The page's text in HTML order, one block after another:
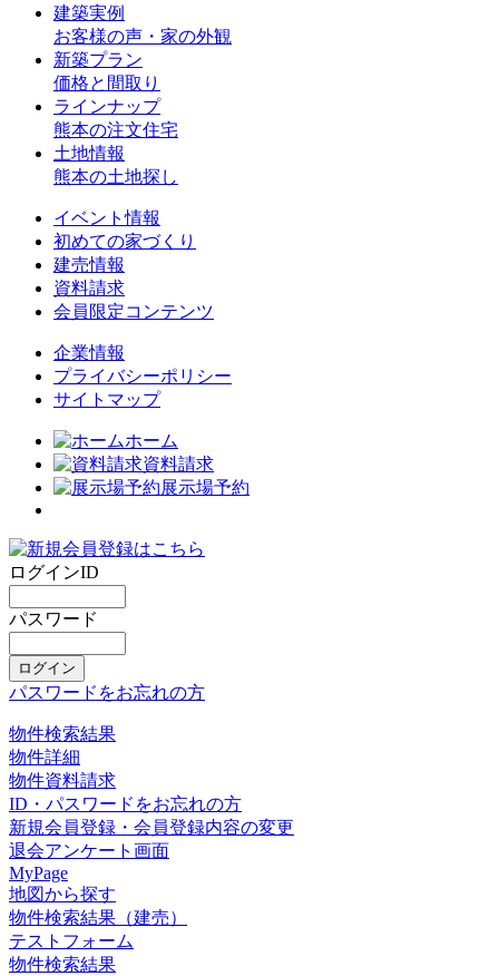
建築実例
お客様の声・家の外観
新築プラン
価格と間取り
ラインナップ
熊本の注文住宅
土地情報
熊本の土地探し
イベント情報
初めての家づくり
建売情報
資料請求
会員限定コンテンツ
企業情報
プライバシーポリシー
サイトマップ
ホーム
資料請求
展示場予約
ログインID
パスワード
パスワードをお忘れの方
物件検索結果
物件詳細
物件資料請求
ID・パスワードをお忘れの方
新規会員登録・会員登録内容の変更
退会アンケート画面
MyPage
地図から探す
物件検索結果（建売）
テストフォーム
物件検索結果